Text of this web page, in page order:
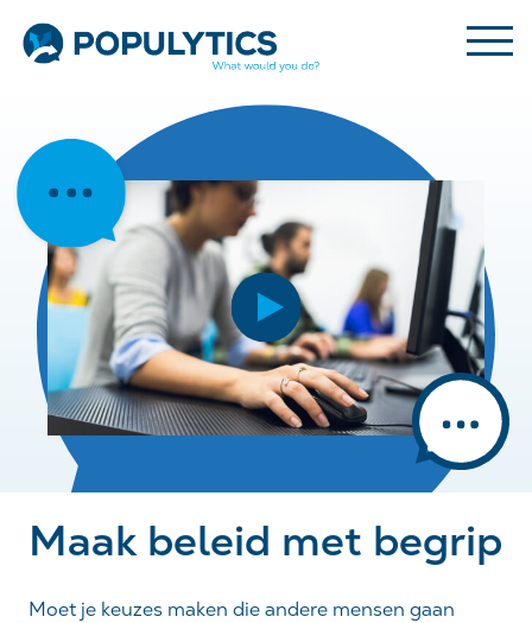
Maak beleid met begrip
Moet je keuzes maken die andere mensen gaan